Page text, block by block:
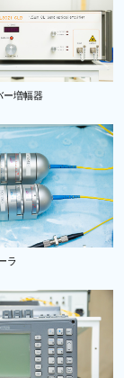
ー増幅器
ラ